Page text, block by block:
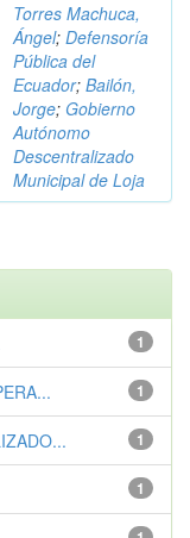
Torres Machuca,
Ángel; Defensoría
Pública del
Ecuador; Bailón,
Jorge; Gobierno
Autónomo
Descentralizado
Municipal de Loja
1
1
1
1